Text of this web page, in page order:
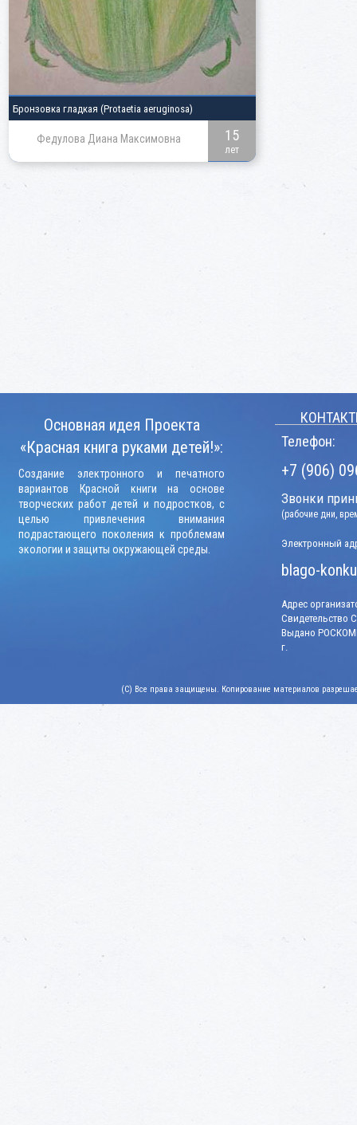
Бронзовка гладкая (Protaetia aeruginosa)
Федулова Диана Максимовна 15
лет
Основная идея Проекта
«Красная книга руками детей!»:
Создание электронного и печатного
вариантов Красной книги на основе
творческих работ детей и подростков, с
целью привлечения внимания
подрастающего поколения к проблемам
экологии и защиты окружающей среды.
Телефон:
+7 (906)
Звонки
(рабочие дни,
Электронный
blago-
Адрес
Свидетельство
Выдано
г.
(C) Все права защищены. Копирование материалов